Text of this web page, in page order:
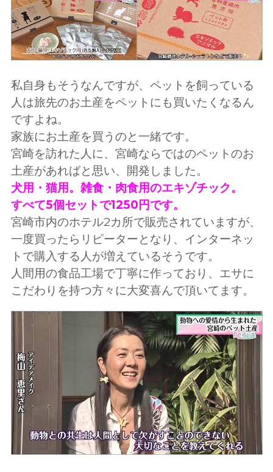
私自身もそうなんですが、ペットを飼っている
人は旅先のお土産をペットにも買いたくなるん
ですよね。
家族にお土産を買うのと一緒です。
宮崎を訪れた人に、宮崎ならではのペットのお
土産があればと思い、開発しました。
犬用・猫用。雑食・肉食用のエキゾチック。
すべて5個セットで1250円です。
宮崎市内のホテル2カ所で販売されていますが、
一度買ったらリピーターとなり、インターネッ
トで購入する人が増えているそうです。
人間用の食品工場で丁寧に作っており、エサに
こだわりを持つ方々に大変喜んで頂いてます。